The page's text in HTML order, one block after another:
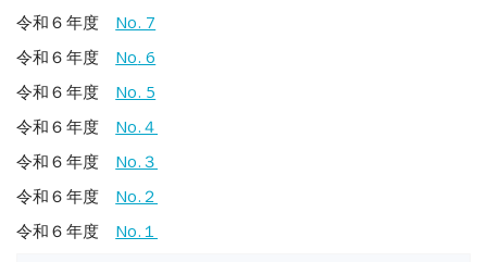
令和６年度 No. 7
令和６年度 No. 6
令和６年度 No. 5
令和６年度 No.４
令和６年度 No.３
令和６年度 No.２
令和６年度 No.１